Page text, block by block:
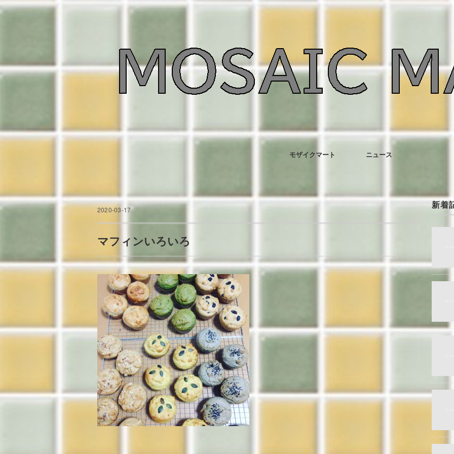
モザイクマート ニュース
2020-03-17
マフィンいろいろ
新着